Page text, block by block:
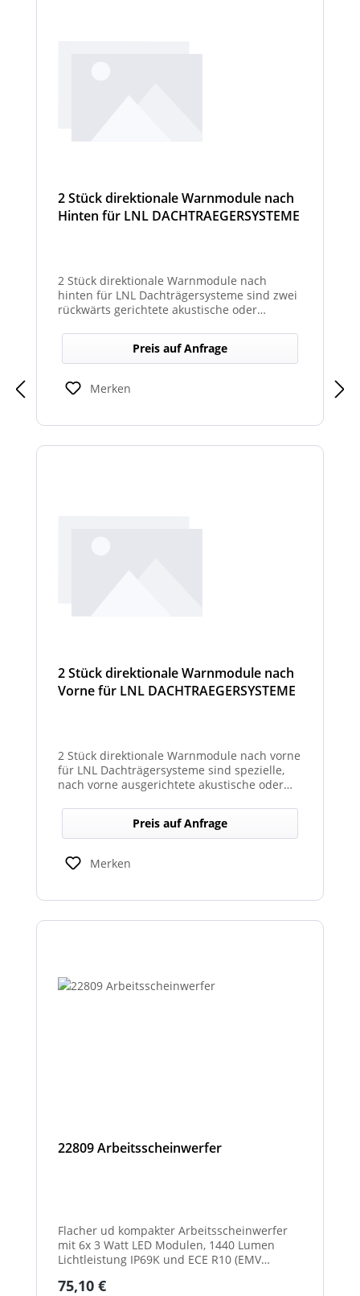
2 Stück direktionale Warnmodule nach
Hinten für LNL DACHTRAEGERSYSTEME
2 Stück direktionale Warnmodule nach
hinten für LNL Dachträgersysteme sind zwei
rückwärts gerichtete akustische oder
Dachträger, die in Richtung Heck gezielte
Warnsignale abgeben. Sie verbessern die
Sicht- und Hörbarkeit von Warnhinweisen
für den rückwärtigen Bereich und erhöhen
so die Sicherheit bei Rangier- oder
Preis auf Anfrage
Merken
2 Stück direktionale Warnmodule nach
Vorne für LNL DACHTRAEGERSYSTEME
2 Stück direktionale Warnmodule nach vorne
für LNL Dachträgersysteme sind spezielle,
nach vorne ausgerichtete akustische oder
montiert werden, um in Fahrtrichtung
gezielte Warnsignale auszugeben. Sie
erhöhen die Sicht- und Hörbarkeit kritischer
Hinweise für Fahrer und Umfeld und sind
kompatibel mit den LNL-Trägersystemen zur
Einsatzfahrten.
Preis auf Anfrage
Merken
22809 Arbeitsscheinwerfer
Flacher ud kompakter Arbeitsscheinwerfer
mit 6x 3 Watt LED Modulen, 1440 Lumen
Lichtleistung IP69K und ECE R10 (EMV
Scheinwerfer auch über eine ECE R23
Regulärer Preis:
75,10 €